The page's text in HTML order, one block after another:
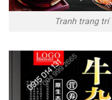
Tranh trang trí